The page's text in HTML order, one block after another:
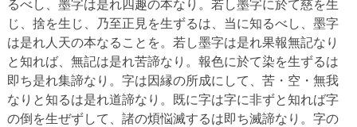
るべし、墨字は是れ四趣の本なり。若し墨字に於て慈を生
じ、捨を生じ、乃至正見を生ずるは、当に知るべし、墨字
は是れ人天の本なることを。若し墨字は是れ果報無記なり
と知れば、無記は是れ苦諦なり。報色に於て染を生ずるは
即ち是れ集諦なり。字は因縁の所成にして、苦・空・無我
なりと知るは是れ道諦なり。既に字は字に非ずと知れば字
の倒を生ぜずして、諸の煩悩滅するは即ち滅諦なり。字の